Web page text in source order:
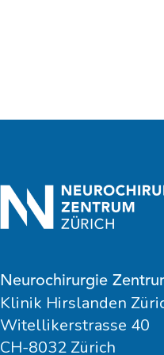
Neurochirurgie
Klinik Hirslanden
Witellikerstrasse 40
CH-8032 Zürich